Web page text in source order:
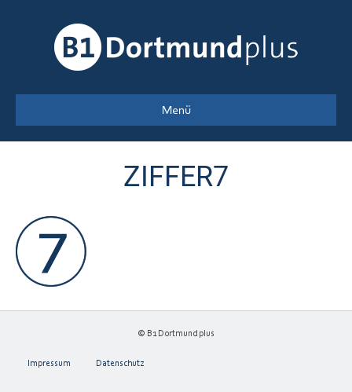
Menü
ZIFFER7
© B1 Dortmund plus
Impressum Datenschutz